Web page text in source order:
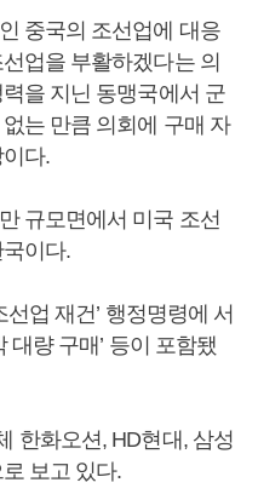
중국의 조선업에 대응
업을 부활하겠다는 의
을 지닌 동맹국에서 군
는 만큼 의회에 구매 자
다.
규모면에서 미국 조선
이다.
업 재건’ 행정명령에 서
대량 구매’ 등이 포함됐
한화오션, HD현대, 삼성
보고 있다.